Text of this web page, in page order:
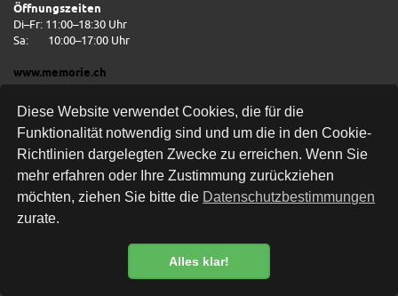
Datenschutzbestimmung
Diese Website verwendet Cookies, die für die
Funktionalität notwendig sind und um die in den Cookie-
Richtlinien dargelegten Zwecke zu erreichen. Wenn Sie
mehr erfahren oder Ihre Zustimmung zurückziehen
möchten, ziehen Sie bitte die Datenschutzbestimmungen
zurate.
Alles klar!
Öffnungszeiten
Di–Fr: 11:00–18:30 Uhr
Sa:
10:00–17:00 Uhr
www.memorie.ch
Wir nehmen uns gerne Zeit für eine persönliche Beratung vor Ort.
Kostenlose Lieferung